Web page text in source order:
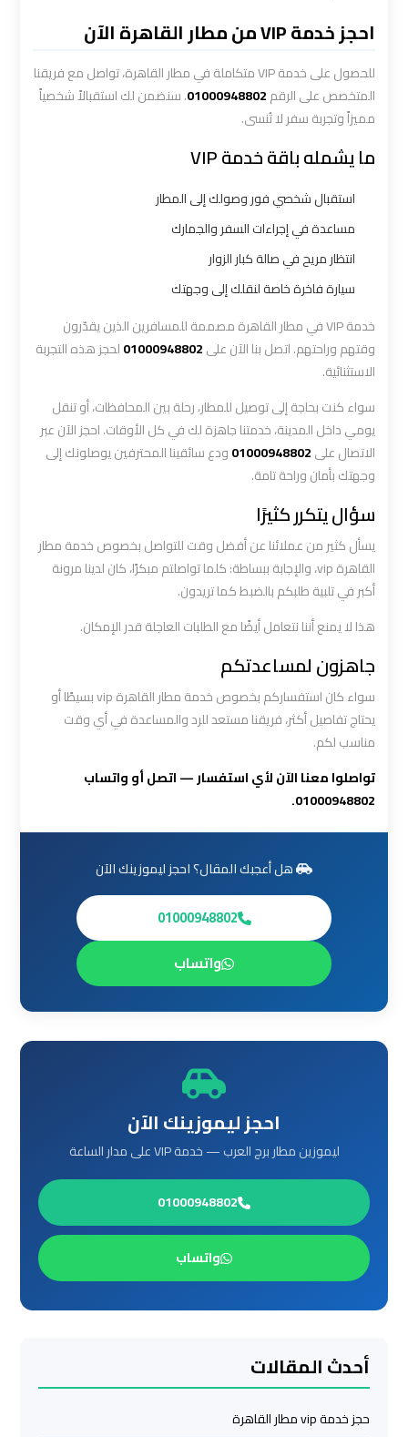
احجز خدمة VIP من مطار القاهرة الآن
للحصول على خدمة VIP متكاملة في مطار القاهرة، تواصل مع فريقنا
المتخصص على الرقم01000948802. سنضمن لك استقبالاً شخصياً
مميزاً وتجربة سفر لا تُنسى.
ما يشمله باقة خدمة VIP
استقبال شخصي فور وصولك إلى المطار
مساعدة في إجراءات السفر والجمارك
انتظار مريح في صالة كبار الزوار
سيارة فاخرة خاصة لنقلك إلى وجهتك
خدمة VIP في مطار القاهرة مصممة للمسافرين الذين يقدّرون
وقتهم وراحتهم. اتصل بنا الآن على01000948802لحجز هذه التجربة
الاستثنائية.
سواء كنت بحاجة إلى توصيل للمطار، رحلة بين المحافظات، أو تنقل
يومي داخل المدينة، خدمتنا جاهزة لك في كل الأوقات. احجز الآن عبر
الاتصال على01000948802ودع سائقينا المحترفين يوصلونك إلى
وجهتك بأمان وراحة تامة.
سؤال يتكرر كثيرًا
يسأل كثير من عملائنا عن أفضل وقت للتواصل بخصوص خدمة مطار
القاهرة vip، والإجابة ببساطة: كلما تواصلتم مبكرًا، كان لدينا مرونة
أكبر في تلبية طلبكم بالضبط كما تريدون.
هذا لا يمنع أننا نتعامل أيضًا مع الطلبات العاجلة قدر الإمكان.
جاهزون لمساعدتكم
سواء كان استفساركم بخصوص خدمة مطار القاهرة vip بسيطًا أو
يحتاج تفاصيل أكثر، فريقنا مستعد للرد والمساعدة في أي وقت
مناسب لكم.
تواصلوا معنا الآن لأي استفسار — اتصل أو واتساب
01000948802.
هل أعجبك المقال؟ احجز ليموزينك الآن
01000948802
واتساب
احجز ليموزينك الآن
ليموزين مطار برج العرب — خدمة VIP على مدار الساعة
01000948802
واتساب
أحدث المقالات
حجز خدمة vip مطار القاهرة
اسكندرية
ليموزين
المطار
الساخن
اكتوبر
ليموزين
القاهرة
أسعار
ليموزين
القاهرة
ليموزين
القاهرة
اسكندرية
ليموزين
مطار
ليموزين
الاسكندرية
الى
القاهرة
للاسكندرية
ليموزين
من
القاهرة